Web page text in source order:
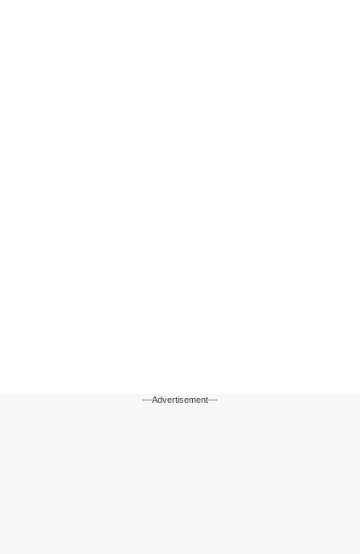
---Advertisement---